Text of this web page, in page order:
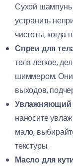
Сухой шампунь
устранить
чистоты, когда
Спреи для
тела легкое,
шиммером. Они
выходов,
Увлажняющий
наносите
мало,
текстуры.
Масло для